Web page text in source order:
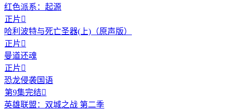
红色派系：起源
正片
哈利波特与死亡圣器(上)（原声版）
正片
曼道还魂
正片
恐龙侵袭国语
第9集完结
英雄联盟：双城之战 第二季